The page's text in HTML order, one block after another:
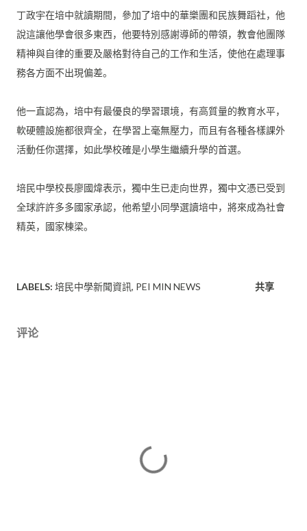
丁政宇在培中就讀期間，參加了培中的華樂團和民族舞蹈社， 他
說這讓他學會很多東西，他要特別感謝導師的帶領， 教會他團隊
精神與自律的重要及嚴格對待自己的工作和生活， 使他在處理事
務各方面不出現偏差。
他一直認為，培中有最優良的學習環境，有高質量的教育水平，
軟硬體設施都很齊全，在學習上毫無壓力， 而且有各種各樣課外
活動任你選擇， 如此學校確是小學生繼續升學的首選。
培民中學校長廖國煒表示，獨中生已走向世界， 獨中文憑已受到
全球許許多多國家承認，他希望小同學選讀培中， 將來成為社會
精英，國家棟梁。
LABELS: 培民中學新聞資訊 PEI MIN NEWS 共享
评论